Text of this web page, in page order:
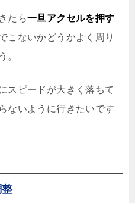
たら一旦アクセルを押す
こないかどうかよく周り
。
スピードが大きく落ちて
ないように行きたいです